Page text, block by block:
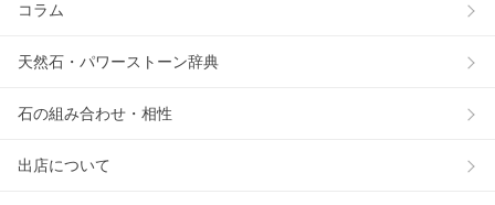
コラム
天然石・パワーストーン辞典
石の組み合わせ・相性
出店について